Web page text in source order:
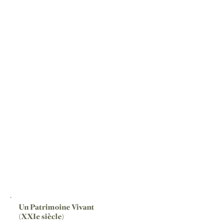
Un Patrimoine Vivant
(XXIe siècle)